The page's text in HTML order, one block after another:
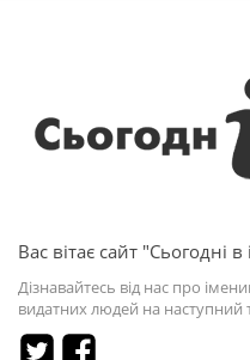
Вас вітає сайт "Сьогодні в
Дізнавайтесь від нас про
видатних людей на наступний